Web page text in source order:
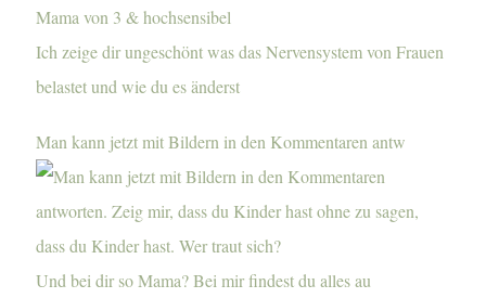
Mama von 3 & hochsensibel
Ich zeige dir ungeschönt was das Nervensystem von Frauen
belastet und wie du es änderst
Man kann jetzt mit Bildern in den Kommentaren antw
Und bei dir so Mama? Bei mir findest du alles au